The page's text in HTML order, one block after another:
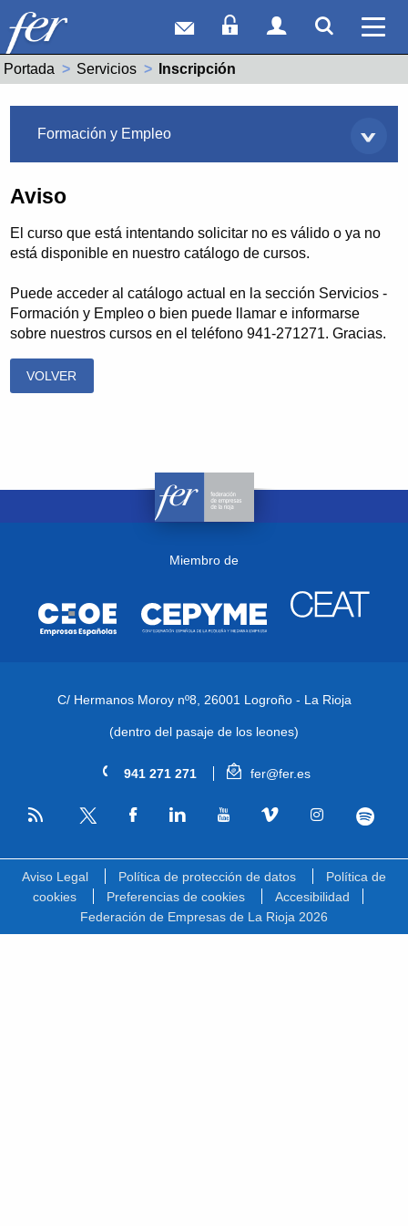
Correo webAcceso Socios
Acceso
Portada Servicios Actual:
Inscripción
Formación y Empleo
Aviso
El curso que está intentando solicitar no es válido o ya no
está disponible en nuestro catálogo de cursos.
Puede acceder al catálogo actual en la sección Servicios -
Formación y Empleo o bien puede llamar e informarse
sobre nuestros cursos en el teléfono 941-271271. Gracias.
VOLVER
Miembro de
C/ Hermanos Moroy nº8, 26001 Logroño - La Rioja
(dentro del pasaje de los leones)
941 271 271 fer@fer.es
RSS
Aviso Legal Política de protección de datos
Política de
cookies
Preferencias de cookies
Accesibilidad
Federación de Empresas de La Rioja 2026